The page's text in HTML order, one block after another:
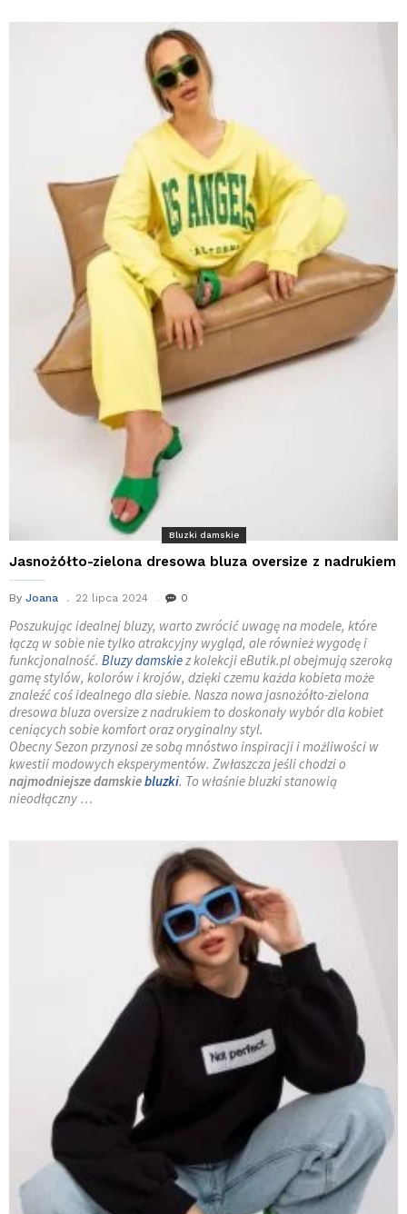
Bluzki damskie
Jasnożółto-zielona dresowa bluza oversize z nadrukiem
By Joana 22 lipca 2024 0
Poszukując idealnej bluzy, warto zwrócić uwagę na modele, które
łączą w sobie nie tylko atrakcyjny wygląd, ale również wygodę i
funkcjonalność. Bluzy damskiez kolekcji eButik.pl obejmują szeroką
gamę stylów, kolorów i krojów, dzięki czemu każda kobieta może
znaleźć coś idealnego dla siebie. Nasza nowa jasnożółto-zielona
dresowa bluza oversize z nadrukiem to doskonały wybór dla kobiet
ceniących sobie komfort oraz oryginalny styl.
Obecny Sezon przynosi ze sobą mnóstwo inspiracji i możliwości w
kwestii modowych eksperymentów. Zwłaszcza jeśli chodzi o
najmodniejsze damskiebluzki. To właśnie bluzki stanowią
nieodłączny …